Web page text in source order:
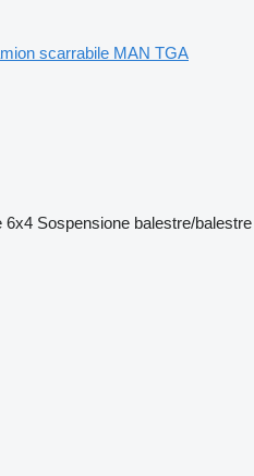
scarrabile MAN TGA
6x4 Sospensione balestre/balestre